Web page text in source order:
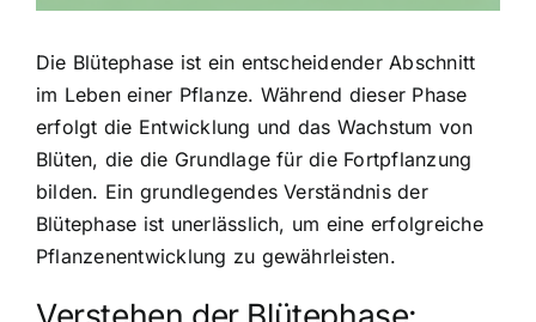
Die Blütephase ist ein entscheidender Abschnitt
im Leben einer Pflanze. Während dieser Phase
erfolgt die Entwicklung und das Wachstum von
Blüten, die die Grundlage für die Fortpflanzung
bilden. Ein grundlegendes Verständnis der
Blütephase ist unerlässlich, um eine erfolgreiche
Pflanzenentwicklung zu gewährleisten.
Verstehen der Blütephase: